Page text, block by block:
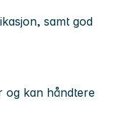
samt god
og kan håndtere